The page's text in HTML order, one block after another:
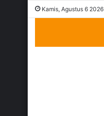
Kamis, Agustus 6 2026